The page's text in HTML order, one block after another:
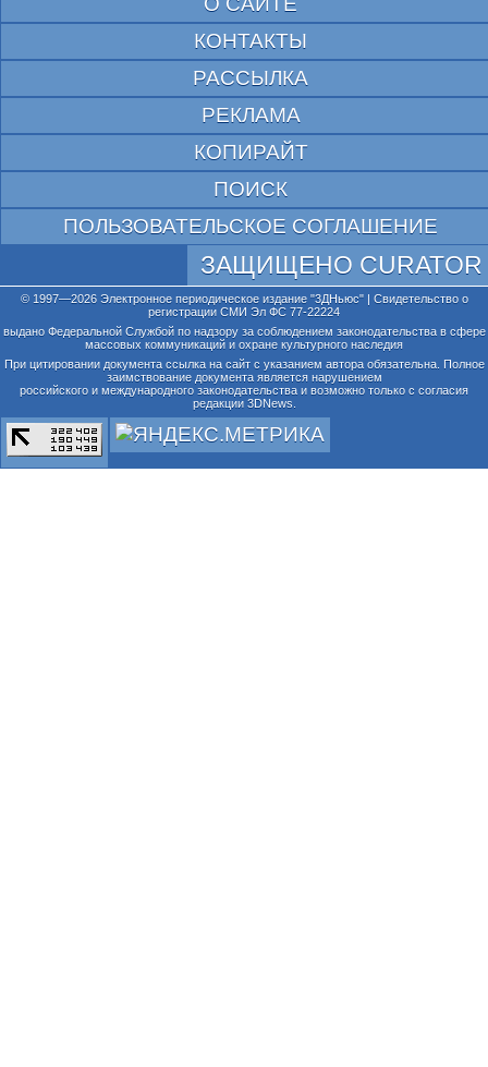
КОНТАКТЫ
РАССЫЛКА
РЕКЛАМА
КОПИРАЙТ
ПОИСК
ПОЛЬЗОВАТЕЛЬСКОЕ СОГЛАШЕНИЕ
ЗАЩИЩЕНО CURATOR
© 1997—2026 Электронное периодическое издание "3ДНьюс" | Свидетельство о
регистрации СМИ Эл ФС 77-22224
выдано Федеральной Службой по надзору за соблюдением законодательства в сфере
массовых коммуникаций и охране культурного наследия
При цитировании документа ссылка на сайт с указанием автора обязательна. Полное
заимствование документа является нарушением
российского и международного законодательства и возможно только с согласия
редакции 3DNews.